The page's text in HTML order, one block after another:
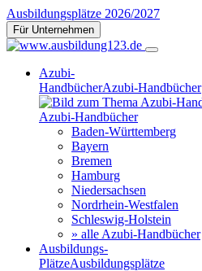
Ausbildungsplätze 2026/2027
Für Unternehmen
Azubi-
HandbücherAzubi-Handbücher
Azubi-Handbücher
Baden-Württemberg
Bayern
Bremen
Hamburg
Niedersachsen
Nordrhein-Westfalen
Schleswig-Holstein
» alle Azubi-Handbücher
Ausbildungs-
PlätzeAusbildungsplätze